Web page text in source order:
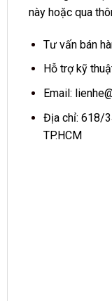
này hoặc qua
Tư vấn bán
Hỗ trợ kỹ
Email:
Địa chỉ: 618/
TP.HCM